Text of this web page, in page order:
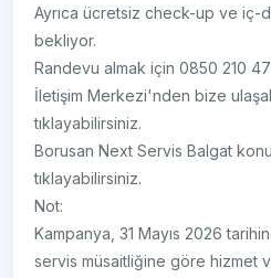
Ayrıca ücretsiz check-up ve iç-
bekliyor.
Randevu almak için 0850 210
İletişim Merkezi'nden bize
tıklayabilirsiniz.
Borusan Next Servis Balgat
tıklayabilirsiniz.
Not:
Kampanya, 31 Mayıs 2026
servis müsaitliğine göre hizmet